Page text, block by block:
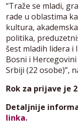
“Traže se mladi,
rade u oblastima
kultura,
politika,
šest mladih lidera i
Bosni i
Srbiji (22 osobe)”,
Rok za prijave je
Detaljnije
linka.